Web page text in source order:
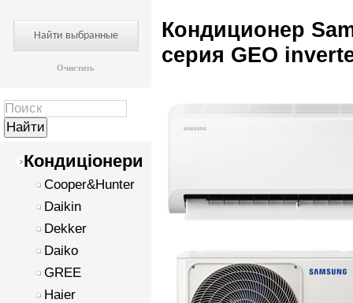
Очистить
Кондиціонери
Cooper&Hunter
Daikin
Dekker
Daiko
GREE
Haier
Кондиционер
серия GEO